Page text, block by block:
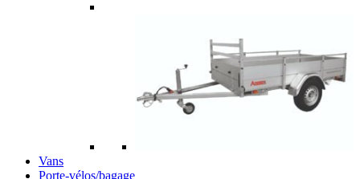
Vans
Porte-vélos/bagage